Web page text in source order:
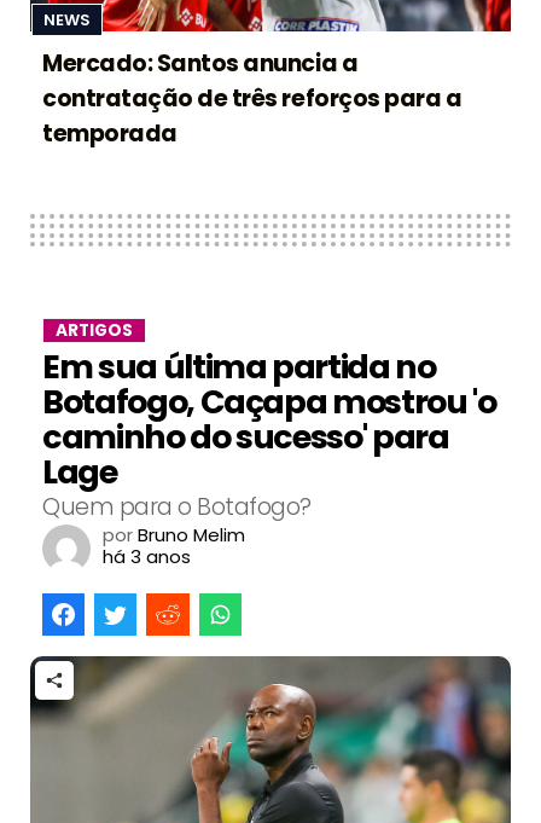
NEWS
Mercado: Santos anuncia a
contratação de três reforços para a
temporada
ARTIGOS
Em sua última partida no
Botafogo, Caçapa mostrou 'o
caminho do sucesso' para
Lage
Quem para o Botafogo?
porBruno Melim
há 3 anos